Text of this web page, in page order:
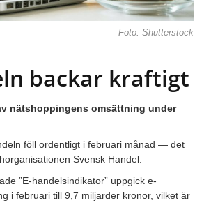
Foto: Shutterstock
backar kraftigt
nätshoppingens omsättning under
föll ordentligt i februari månad — det
Svensk Handel.
”E-handelsindikator” uppgick e-
i februari till 9,7 miljarder kronor, vilket är